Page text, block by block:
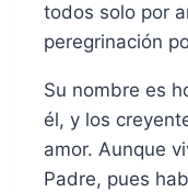
todos solo por
peregrinación
Su nombre es
él, y los
amor. Aunque
Padre, pues